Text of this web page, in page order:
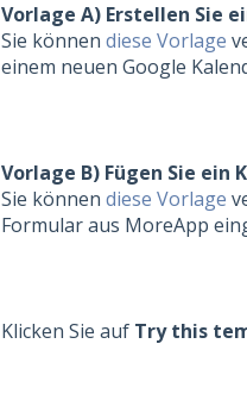
Vorlage A) Erstellen Sie
Sie können diese Vorlage
einem neuen Google
Vorlage B) Fügen Sie ein
Sie können diese Vorlage
Formular aus MoreApp
Klicken Sie auf Try this